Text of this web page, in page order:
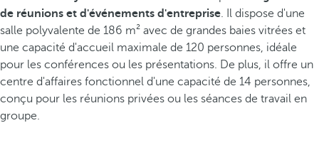
de réunions et d'événements d'entreprise. Il dispose d'une
salle polyvalente de 186 m² avec de grandes baies vitrées et
une capacité d'accueil maximale de 120 personnes, idéale
pour les conférences ou les présentations. De plus, il offre un
centre d'affaires fonctionnel d'une capacité de 14 personnes,
conçu pour les réunions privées ou les séances de travail en
groupe.